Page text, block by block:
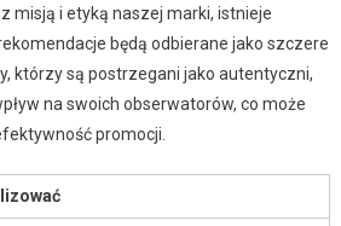
misją i etyką naszej marki, istnieje
będą odbierane jako szczere
którzy są postrzegani jako autentyczni,
na swoich obserwatorów, co może
promocji.